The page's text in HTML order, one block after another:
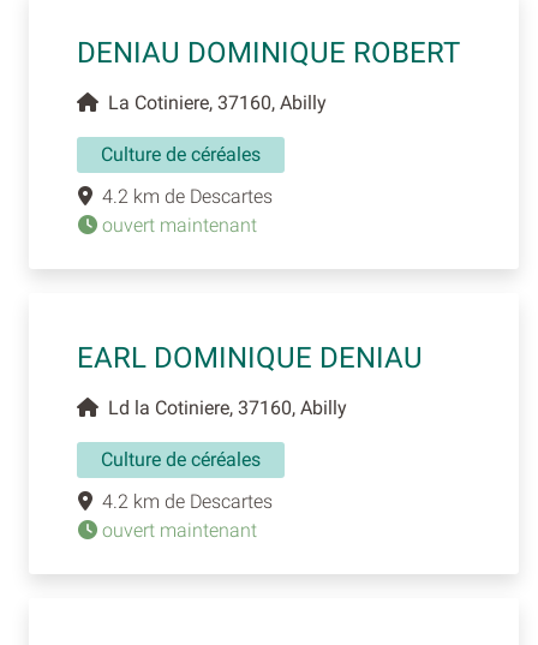
DENIAU DOMINIQUE ROBERT
La Cotiniere, 37160, Abilly
Culture de céréales
4.2 km de Descartes
ouvert maintenant
EARL DOMINIQUE DENIAU
Ld la Cotiniere, 37160, Abilly
Culture de céréales
4.2 km de Descartes
ouvert maintenant